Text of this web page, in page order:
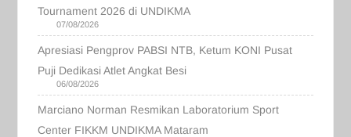
Tournament 2026 di UNDIKMA
07/08/2026
Apresiasi Pengprov PABSI NTB, Ketum KONI Pusat
Puji Dedikasi Atlet Angkat Besi
06/08/2026
Marciano Norman Resmikan Laboratorium Sport
Center FIKKM UNDIKMA Mataram